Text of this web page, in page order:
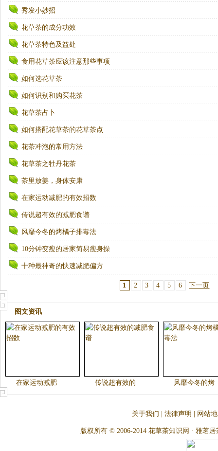
秀发小妙招
花草茶的成分功效
花草茶特色及益处
食用花草茶应该注意那些事项
如何选花草茶
如何识别和购买花茶
花草茶占卜
如何搭配花草茶的花草茶点
花茶冲泡的常用方法
花草茶之牡丹花茶
茶里放姜，身体安康
在家运动减肥的有效招数
传说超有效的减肥食谱
风靡今冬的烤橘子排毒法
10分钟变瘦的居家简易瘦身操
十种最神奇的快速减肥偏方
1 2 3 4 5 6 下一页
图文资讯
在家运动减肥 传说超有效的 风靡今冬的烤
关于我们 法律声明 网站
版权所有 © 2006-2014 花草茶知识网 · 雅茗